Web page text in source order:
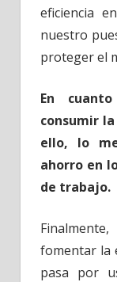
eficiencia
nuestro
proteger el
En
consumir
ello, lo
ahorro en
de trabajo.
fomentar la
pasa por